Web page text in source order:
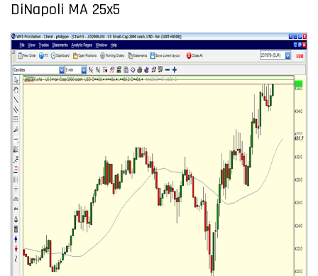
DiNapoli MA 25x5